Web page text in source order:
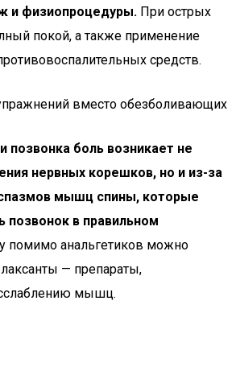
и физиопроцедуры. При острых
покой, а также применение
средств.
вместо обезболивающих
позвонка боль возникает не
нервных корешков, но и из-за
мышц спины, которые
в правильном
помимо анальгетиков можно
— препараты,
мышц.